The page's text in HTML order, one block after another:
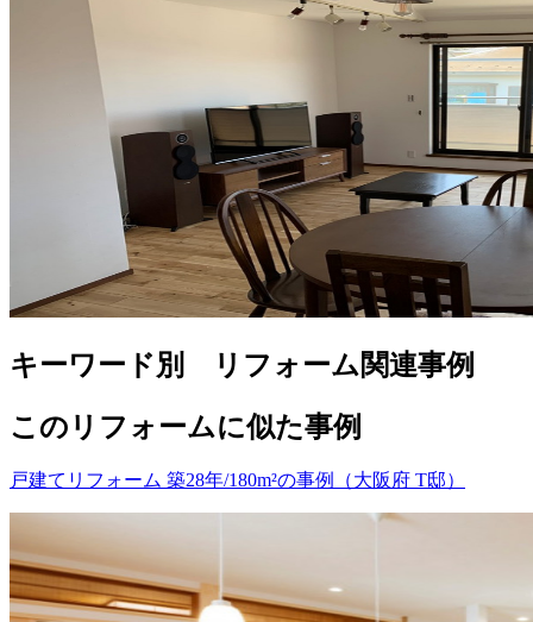
キーワード別 リフォーム関連事例
このリフォームに似た事例
戸建てリフォーム 築28年/180m²の事例（大阪府 T邸）